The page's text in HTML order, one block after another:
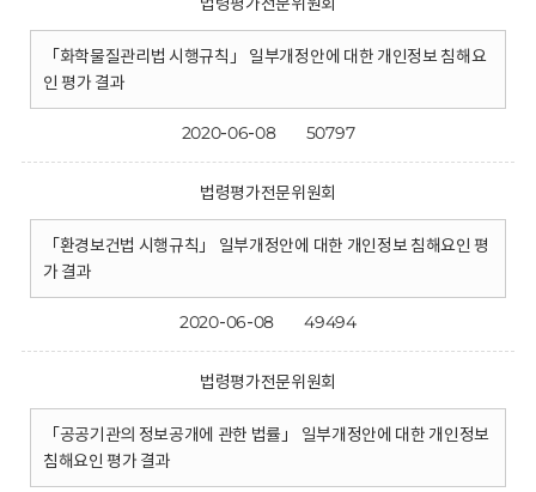
「화학물질관리법 시행규칙」 일부개정안에 대한 개인정보 침해요
인 평가 결과
2020-06-08 50797
법령평가전문위원회
「환경보건법 시행규칙」 일부개정안에 대한 개인정보 침해요인 평
가 결과
2020-06-08 49494
법령평가전문위원회
「공공기관의 정보공개에 관한 법률」 일부개정안에 대한 개인정보
침해요인 평가 결과